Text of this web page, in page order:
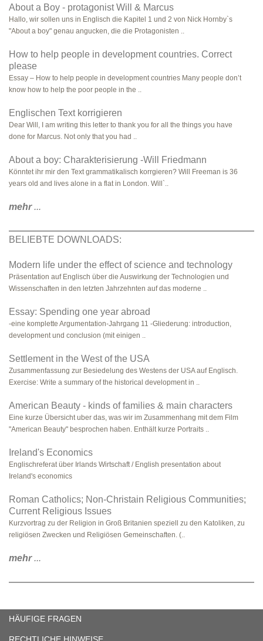
About a Boy - protagonist Will & Marcus
Hallo, wir sollen uns in Englisch die Kapitel 1 und 2 von Nick Hornby`s
"About a boy" genau angucken, die die Protagonisten ..
How to help people in development countries. Correct
please
Essay – How to help people in development countries Many people don’t
know how to help the poor people in the ..
Englischen Text korrigieren
Dear Will, I am writing this letter to thank you for all the things you have
done for Marcus. Not only that you had ..
About a boy: Charakterisierung -Will Friedmann
Könntet ihr mir den Text grammatikalisch korrgieren? Will Freeman is 36
years old and lives alone in a flat in London. Will`..
mehr...
BELIEBTE DOWNLOADS:
Modern life under the effect of science and technology
Präsentation auf Englisch über die Auswirkung der Technologien und
Wissenschaften in den letzten Jahrzehnten auf das moderne ..
Essay: Spending one year abroad
-eine komplette Argumentation-Jahrgang 11 -Gliederung: introduction,
development und conclusion (mit einigen ..
Settlement in the West of the USA
Zusammenfassung zur Besiedelung des Westens der USA auf Englisch.
Exercise: Write a summary of the historical development in ..
American Beauty - kinds of families & main characters
Eine kurze Übersicht uber das, was wir im Zusammenhang mit dem Film
"American Beauty" besprochen haben. Enthält kurze Portraits ..
Ireland's Economics
Englischreferat über Irlands Wirtschaft / English presentation about
Ireland's economics
Roman Catholics; Non-Christain Religious Communities;
Current Religious Issues
Kurzvortrag zu der Religion in Groß Britanien speziell zu den Katoliken, zu
religiösen Zwecken und Religiösen Gemeinschaften. (..
mehr...
HÄUFIGE FRAGEN